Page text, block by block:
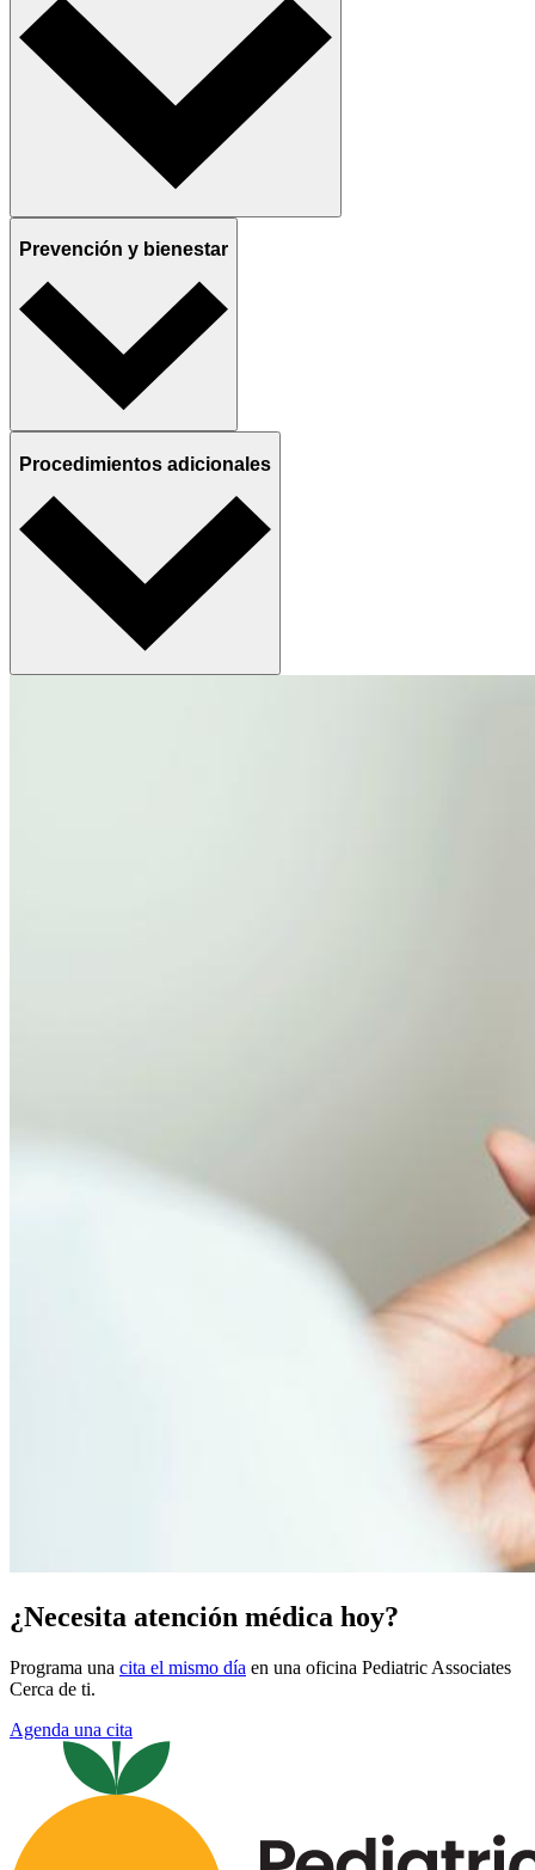
Prevención y bienestar
Procedimientos adicionales
¿Necesita atención médica hoy?
Programa una cita el mismo día en una oficina Pediatric Associates
Cerca de ti.
Agenda una cita